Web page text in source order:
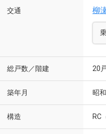
交通 柳
総戸数／階建 20
築年月 昭
構造 RC